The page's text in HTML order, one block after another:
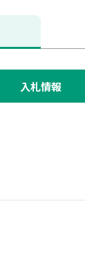
入札情報